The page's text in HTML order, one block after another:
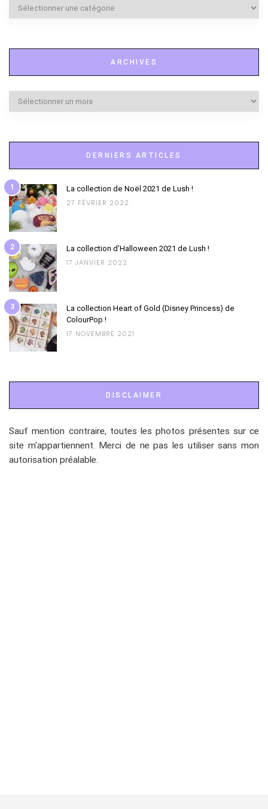
Marques
ARCHIVES
Archives
DERNIERS ARTICLES
1 La collection de Noël 2021 de Lush !
27 FÉVRIER 2022
2 La collection d’Halloween 2021 de Lush !
17 JANVIER 2022
3
La collection Heart of Gold (Disney Princess) de
ColourPop !
17 NOVEMBRE 2021
DISCLAIMER
Sauf mention contraire, toutes les photos présentes sur ce
site m'appartiennent. Merci de ne pas les utiliser sans mon
autorisation préalable.